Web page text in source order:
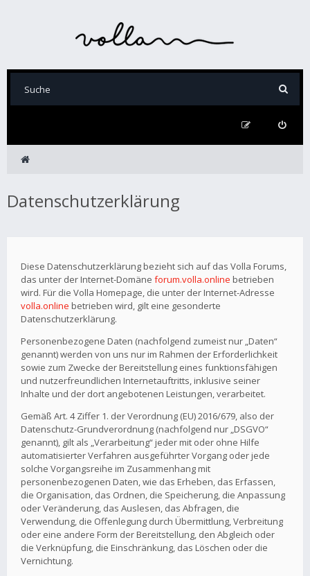
Datenschutzerklärung
Diese Datenschutzerklärung bezieht sich auf das Volla Forums,
das unter der Internet-Domäne forum.volla.online betrieben
wird. Für die Volla Homepage, die unter der Internet-Adresse
volla.online betrieben wird, gilt eine gesonderte
Datenschutzerklärung.
Personenbezogene Daten (nachfolgend zumeist nur „Daten“
genannt) werden von uns nur im Rahmen der Erforderlichkeit
sowie zum Zwecke der Bereitstellung eines funktionsfähigen
und nutzerfreundlichen Internetauftritts, inklusive seiner
Inhalte und der dort angebotenen Leistungen, verarbeitet.
Gemäß Art. 4 Ziffer 1. der Verordnung (EU) 2016/679, also der
Datenschutz-Grundverordnung (nachfolgend nur „DSGVO“
genannt), gilt als „Verarbeitung“ jeder mit oder ohne Hilfe
automatisierter Verfahren ausgeführter Vorgang oder jede
solche Vorgangsreihe im Zusammenhang mit
personenbezogenen Daten, wie das Erheben, das Erfassen,
die Organisation, das Ordnen, die Speicherung, die Anpassung
oder Veränderung, das Auslesen, das Abfragen, die
Verwendung, die Offenlegung durch Übermittlung, Verbreitung
oder eine andere Form der Bereitstellung, den Abgleich oder
die Verknüpfung, die Einschränkung, das Löschen oder die
Vernichtung.